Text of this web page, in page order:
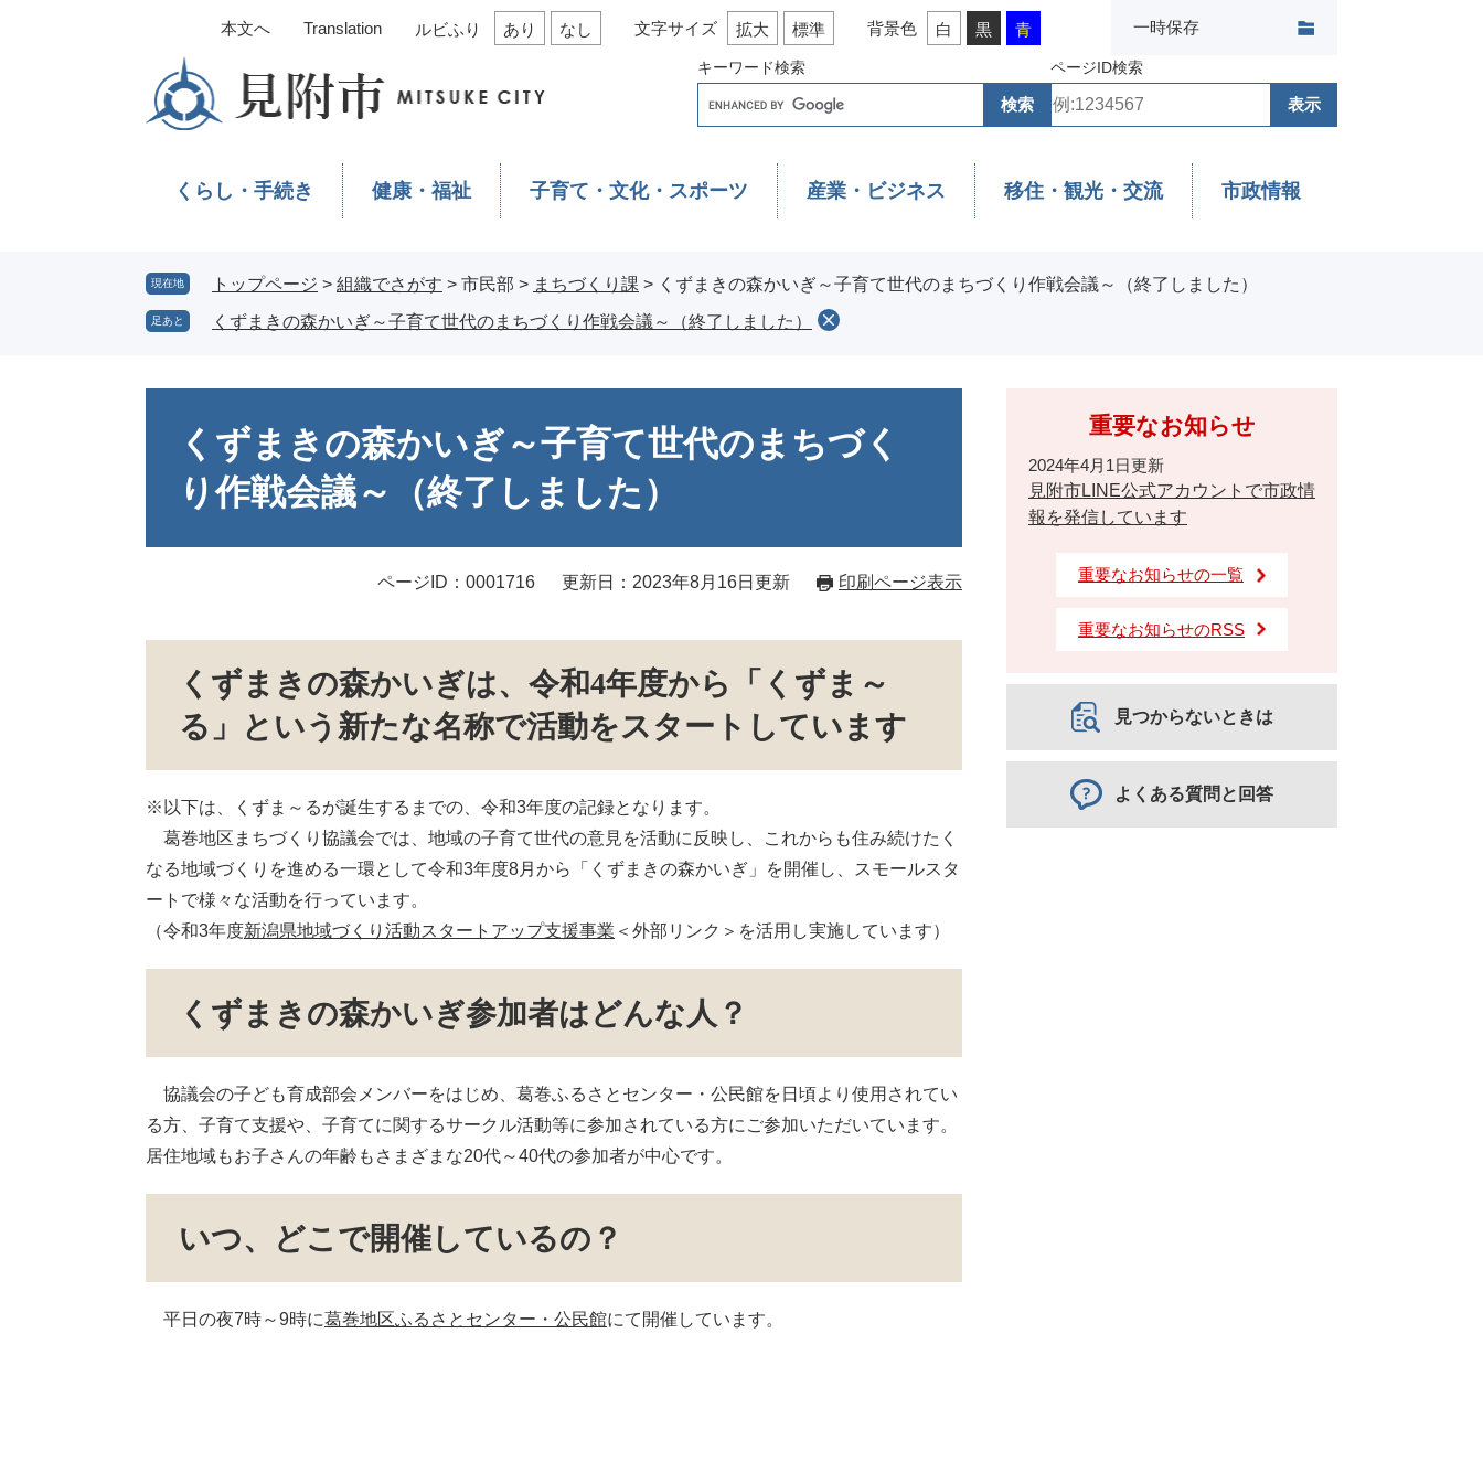
キーワード検索 ページID検索
本文へ Translation ルビふり あり なし 文字サイズ 拡大 標準 背景色 白 黒 青 一時保存
くらし・手続き 健康・福祉 子育て・文化・スポーツ 産業・ビジネス 移住・観光・交流 市政情報
現在地 トップページ > 組織でさがす > 市民部 > まちづくり課 > くずまきの森かいぎ～子育て世代のまちづくり作戦会議～（終了しました）
足あと くずまきの森かいぎ～子育て世代のまちづくり作戦会議～（終了しました）
くずまきの森かいぎ～子育て世代のまちづく
り作戦会議～（終了しました）
ページID：0001716 更新日：2023年8月16日更新 印刷ページ表示
くずまきの森かいぎは、令和4年度から「くずま～
る」という新たな名称で活動をスタートしています
※以下は、くずま～るが誕生するまでの、令和3年度の記録となります。
葛巻地区まちづくり協議会では、地域の子育て世代の意見を活動に反映し、これからも住み続けたく
なる地域づくりを進める一環として令和3年度8月から「くずまきの森かいぎ」を開催し、スモールスタ
ートで様々な活動を行っています。
（令和3年度新潟県地域づくり活動スタートアップ支援事業 ＜外部リンク＞ を活用し実施しています）
くずまきの森かいぎ参加者はどんな人？
協議会の子ども育成部会メンバーをはじめ、葛巻ふるさとセンター・公民館を日頃より使用されてい
る方、子育て支援や、子育てに関するサークル活動等に参加されている方にご参加いただいています。
居住地域もお子さんの年齢もさまざまな20代～40代の参加者が中心です。
いつ、どこで開催しているの？
平日の夜7時～9時に葛巻地区ふるさとセンター・公民館にて開催しています。
重要なお知らせ
2024年4月1日更新
見附市LINE公式アカウントで市政情
報を発信しています
重要なお知らせの一覧
重要なお知らせのRSS
見つからないときは
よくある質問と回答